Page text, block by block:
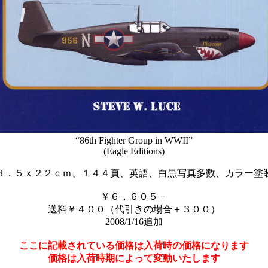
“86th Fighter Group in WWII”
(Eagle Editions)
．５ｘ２２ｃｍ、１４４頁、英語、白黒写真多数、カラー塗
￥６，６０５－
送料￥４００（代引きの場合＋３００）
2008/1/16追加
ここに記載されている価格は入荷時の価格になります
価格は入荷時期によって変動いたします